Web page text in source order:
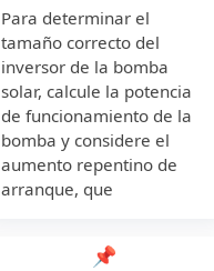
Para determinar el
tamaño correcto del
inversor de la bomba
solar, calcule la potencia
de funcionamiento de la
bomba y considere el
aumento repentino de
arranque, que
📌